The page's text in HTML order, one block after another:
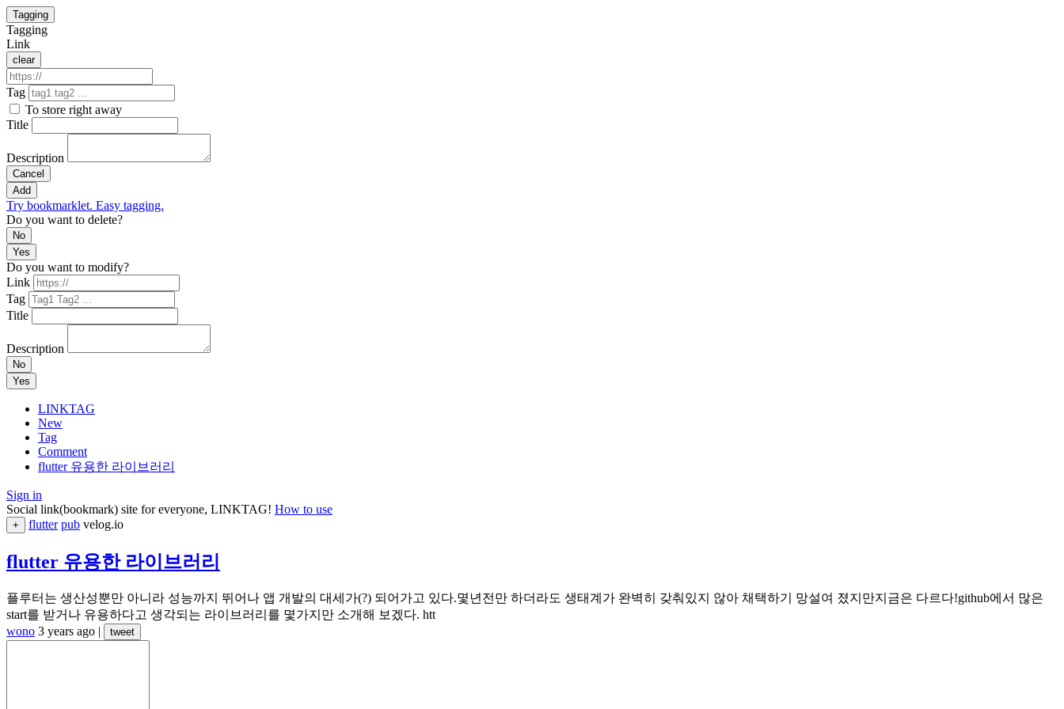
Tagging
Tagging
Link
clear
Tag
To store right away
Title
Description
Cancel
Add
Try bookmarklet. Easy tagging.
Do you want to delete?
No
Yes
Do you want to modify?
Link
Tag
Title
Description
No
Yes
LINKTAG
New
Tag
Comment
flutter 유용한 라이브러리
Sign in
Social link(bookmark) site for everyone, LINKTAG! How to use
+ flutter pub velog.io
flutter 유용한 라이브러리
플루터는 생산성뿐만 아니라 성능까지 뛰어나 앱 개발의 대세가(?) 되어가고 있다.몇년전만 하더라도 생태계가 완벽히 갖춰있지 않아 채택하기 망설여 졌지만지금은 다르다!github에서 많은
start를 받거나 유용하다고 생각되는 라이브러리를 몇가지만 소개해 보겠다. htt
wono 3 years ago | tweet